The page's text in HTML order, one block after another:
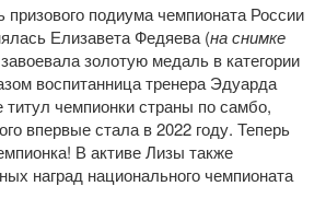
подиума чемпионата России
Елизавета Федяева (на снимке
золотую медаль в категории
воспитанница тренера Эдуарда
титул чемпионки страны по самбо,
впервые стала в 2022 году. Теперь
В активе Лизы также
наград национального чемпионата